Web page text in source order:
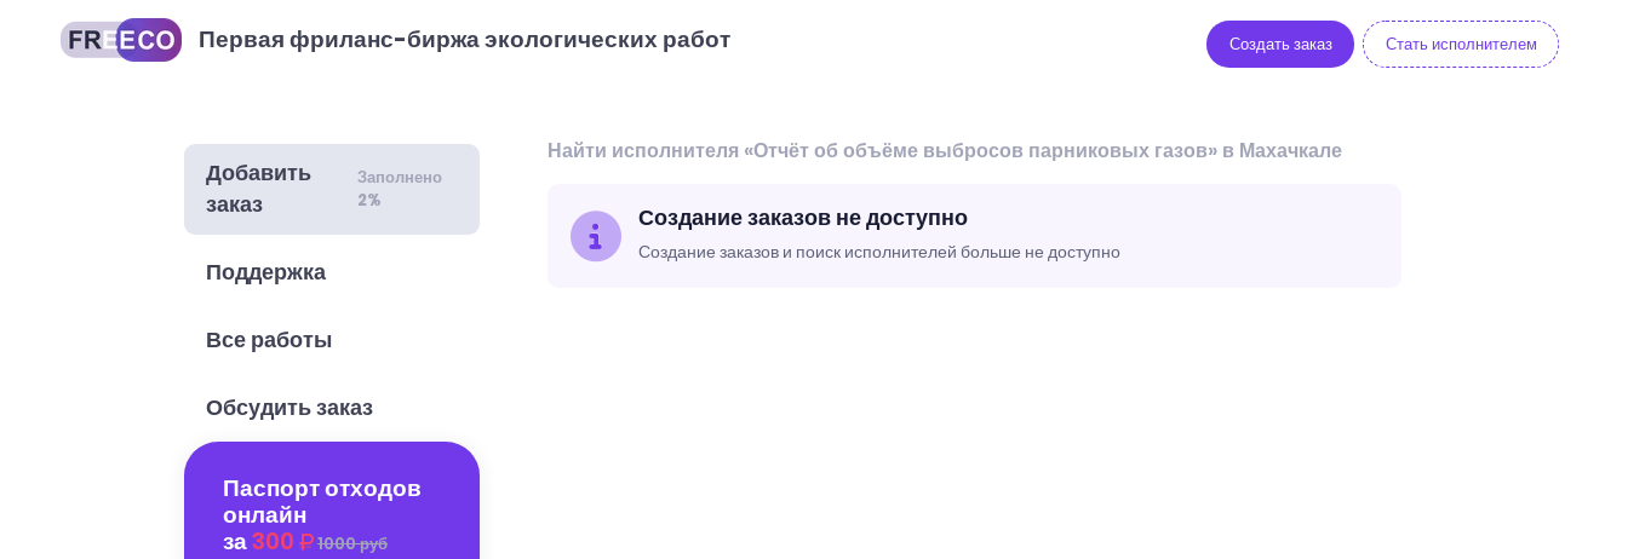
Первая фриланс-биржа экологических работ Создать заказ Стать исполнителем
Добавить
заказ
Заполнено
2%
Поддержка
Все работы
Обсудить заказ
Паспорт отходов
онлайн
за300 1000 руб
Найти исполнителя «Отчёт об объёме выбросов парниковых газов» в Махачкале
Создание заказов не доступно
Создание заказов и поиск исполнителей больше не доступно